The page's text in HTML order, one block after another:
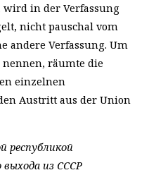
wird in der Verfassung
nicht pauschal vom
andere Verfassung. Um
räumte die
einzelnen
Austritt aus der Union
республикой
выхода из СССР